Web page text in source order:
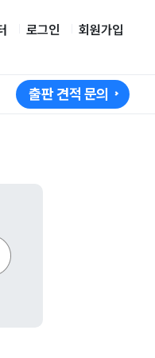
로그인 회원가입
출판 견적 문의